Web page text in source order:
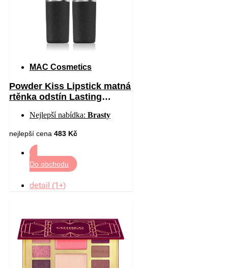
MAC Cosmetics
Powder Kiss Lipstick matná
rtěnka odstín Lasting
Nejlepší nabídka: Brasty
nejlepší cena 483 Kč
Do obchodu
detail (1+)